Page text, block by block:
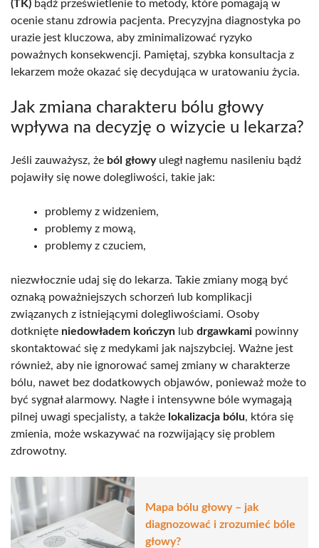
(TK) bądź prześwietlenie to metody, które pomagają w
ocenie stanu zdrowia pacjenta. Precyzyjna diagnostyka po
urazie jest kluczowa, aby zminimalizować ryzyko
poważnych konsekwencji. Pamiętaj, szybka konsultacja z
lekarzem może okazać się decydująca w uratowaniu życia.
Jak zmiana charakteru bólu głowy
wpływa na decyzję o wizycie u lekarza?
Jeśli zauważysz, że ból głowyuległ nagłemu nasileniu bądź
pojawiły się nowe dolegliwości, takie jak:
problemy z widzeniem,
problemy z mową,
problemy z czuciem,
niezwłocznie udaj się do lekarza. Takie zmiany mogą być
oznaką poważniejszych schorzeń lub komplikacji
związanych z istniejącymi dolegliwościami. Osoby
dotknięte niedowładem kończyn lub drgawkami powinny
skontaktować się z medykami jak najszybciej. Ważne jest
również, aby nie ignorować samej zmiany w charakterze
bólu, nawet bez dodatkowych objawów, ponieważ może to
być sygnał alarmowy. Nagłe i intensywne bóle wymagają
pilnej uwagi specjalisty, a także lokalizacja bólu, która się
zmienia, może wskazywać na rozwijający się problem
zdrowotny.
Mapa bólu głowy – jak
diagnozować i zrozumieć bóle
głowy?